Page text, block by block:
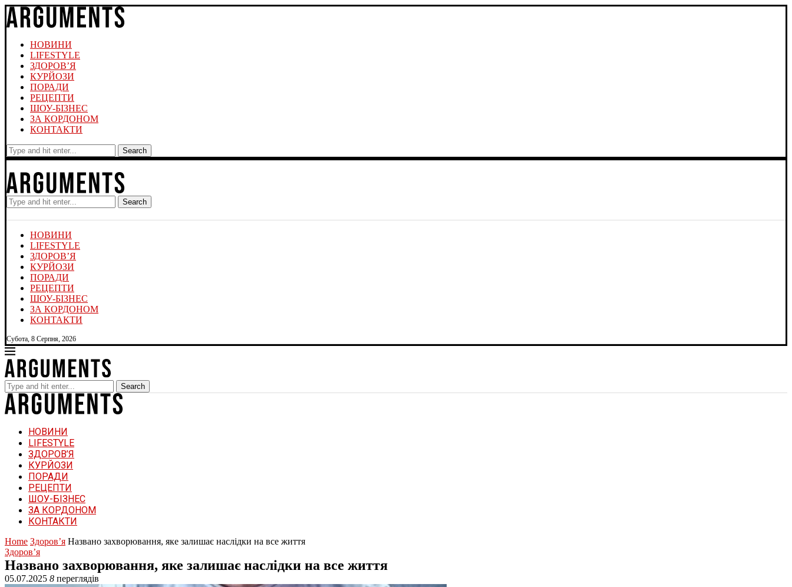
НОВИНИ
LIFESTYLE
ЗДОРОВ’Я
КУРЙОЗИ
ПОРАДИ
РЕЦЕПТИ
ШОУ-БІЗНЕС
ЗА КОРДОНОМ
КОНТАКТИ
Search
Search
НОВИНИ
LIFESTYLE
ЗДОРОВ’Я
КУРЙОЗИ
ПОРАДИ
РЕЦЕПТИ
ШОУ-БІЗНЕС
ЗА КОРДОНОМ
КОНТАКТИ
Субота, 8 Серпня, 2026
Search
НОВИНИ
LIFESTYLE
ЗДОРОВ’Я
КУРЙОЗИ
ПОРАДИ
РЕЦЕПТИ
ШОУ-БІЗНЕС
ЗА КОРДОНОМ
КОНТАКТИ
Home Здоров’я Названо захворювання, яке залишає наслідки на все життя
Здоров’я
Названо захворювання, яке залишає наслідки на все життя
05.07.2025 8 переглядів